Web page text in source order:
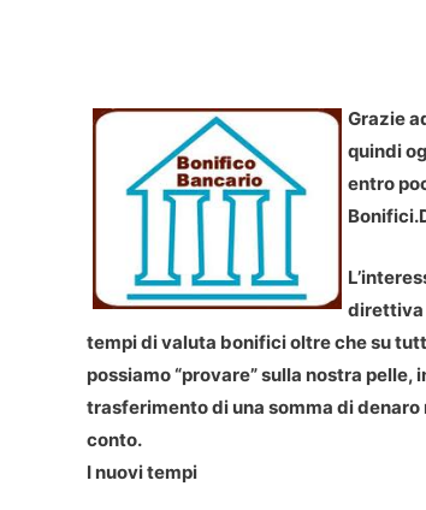
Grazie
quindi
entro
Bonifici.
direttiva
tempi di valuta bonifici oltre che su
possiamo “provare” sulla nostra
trasferimento di una somma di
conto.
I nuovi tempi